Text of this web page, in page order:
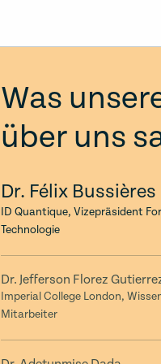
Was
über uns
Dr. Félix Bussières
ID Quantique, Vizepräsident
Technologie
Dr. Jefferson Florez
Imperial College London,
Mitarbeiter